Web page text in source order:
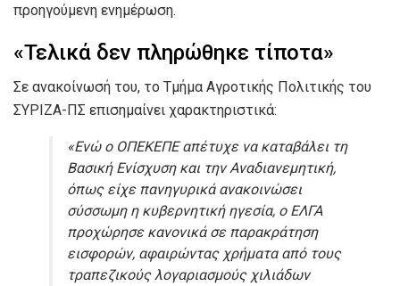
προηγούμενη ενημέρωση.
«Τελικά δεν πληρώθηκε τίποτα»
Σε ανακοίνωσή του, το Τμήμα Αγροτικής Πολιτικής του
ΣΥΡΙΖΑ-ΠΣ επισημαίνει χαρακτηριστικά:
«Ενώ ο ΟΠΕΚΕΠΕ απέτυχε να καταβάλει τη
Βασική Ενίσχυση και την Αναδιανεμητική,
όπως είχε πανηγυρικά ανακοινώσει
σύσσωμη η κυβερνητική ηγεσία, ο ΕΛΓΑ
προχώρησε κανονικά σε παρακράτηση
εισφορών, αφαιρώντας χρήματα από τους
τραπεζικούς λογαριασμούς χιλιάδων